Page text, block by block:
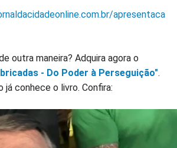
apresentaca
outra maneira? Adquira agora o
- Do Poder à Perseguição".
já conhece o livro. Confira: